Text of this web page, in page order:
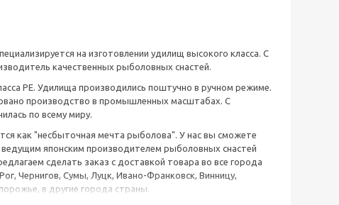
на изготовлении удилищ высокого класса. С
качественных рыболовных снастей.
РЕ. Удилища производились поштучно в ручном режиме.
производство в промышленных масштабах. С
по всему миру.
как "несбыточная мечта рыболова". У нас вы сможете
японским производителем рыболовных снастей
сделать заказ с доставкой товара во все города
Чернигов, Сумы, Луцк, Ивано-Франковск, Винницу,
в другие города страны.